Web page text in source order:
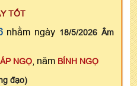
TỐT
nhằm ngày 18/5/2026 Âm
NGỌ , năm BÍNH NGỌ
đạo)